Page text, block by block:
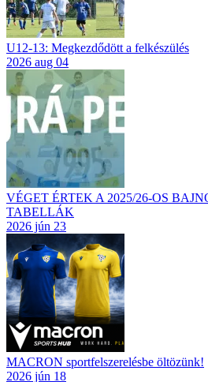
U12-13: Megkezdődött a felkészülés
2026 aug 04
VÉGET ÉRTEK A 2025/26-OS
TABELLÁK
2026 jún 23
MACRON sportfelszerelésbe öltözünk!
2026 jún 18